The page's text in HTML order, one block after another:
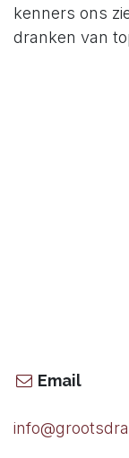
kenners ons
dranken van
Email